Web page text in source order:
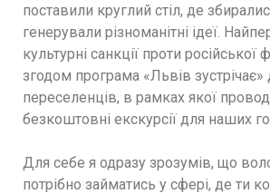
поставили круглий стіл, де
генерували різноманітні ідеї.
культурні санкції проти російської
згодом програма «Львів зустрічає»
переселенців, в рамках якої
безкоштовні екскурсії для наших
Для себе я одразу зрозумів, що
потрібно займатись у сфері, де ти